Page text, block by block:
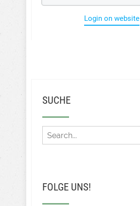
Login on website
SUCHE
FOLGE UNS!